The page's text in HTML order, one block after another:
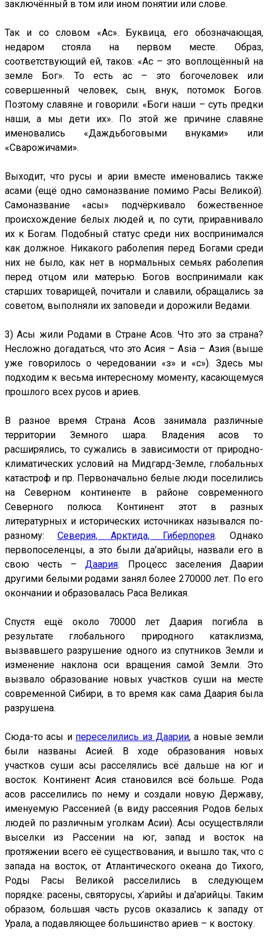
заключённый в том или ином понятии или слове.
Так и со словом «Ас». Буквица, его обозначающая,
недаром стояла на первом месте. Образ,
соответствующий ей, таков: «Ас – это воплощённый на
земле Бог». То есть ас – это богочеловек или
совершенный человек, сын, внук, потомок Богов.
Поэтому славяне и говорили: «Боги наши – суть предки
наши, а мы дети их». По этой же причине славяне
именовались «Даждьбоговыми внуками» или
«Сварожичами».
Выходит, что русы и арии вместе именовались также
асами (ещё одно самоназвание помимо Расы Великой).
Самоназвание «асы» подчёркивало божественное
происхождение белых людей и, по сути, приравнивало
их к Богам. Подобный статус среди них воспринимался
как должное. Никакого раболепия перед Богами среди
них не было, как нет в нормальных семьях раболепия
перед отцом или матерью. Богов воспринимали как
старших товарищей, почитали и славили, обращались за
советом, выполняли их заповеди и дорожили Ведами.
3) Асы жили Родами в Стране Асов. Что это за страна?
Несложно догадаться, что это Асия – Asia – Азия (выше
уже говорилось о чередовании «з» и «с»). Здесь мы
подходим к весьма интересному моменту, касающемуся
прошлого всех русов и ариев.
В разное время Страна Асов занимала различные
территории Земного шара. Владения асов то
расширялись, то сужались в зависимости от природно-
климатических условий на Мидгард-Земле, глобальных
катастроф и пр. Первоначально белые люди поселились
на Северном континенте в районе современного
Северного полюса. Континент этот в разных
литературных и исторических источниках назывался по-
разному: Северия, Арктида, Гиберпорея. Однако
первопоселенцы, а это были да’арийцы, назвали его в
свою честь – Даария. Процесс заселения Даарии
другими белыми родами занял более 270000 лет. По его
окончании и образовалась Раса Великая.
Спустя ещё около 70000 лет Даария погибла в
результате глобального природного катаклизма,
вызвавшего разрушение одного из спутников Земли и
изменение наклона оси вращения самой Земли. Это
вызвало образование новых участков суши на месте
современной Сибири, в то время как сама Даария была
разрушена.
Сюда-то асы и переселились из Даарии, а новые земли
были названы Асией. В ходе образования новых
участков суши асы расселялись всё дальше на юг и
восток. Континент Асия становился всё больше. Рода
асов расселились по нему и создали новую Державу,
именуемую Рассенией (в виду рассеяния Родов белых
людей по различным уголкам Асии). Асы осуществляли
выселки из Рассении на юг, запад и восток на
протяжении всего её существования, и вышло так, что с
запада на восток, от Атлантического океана до Тихого,
Роды Расы Великой расселились в следующем
порядке: расены, святорусы, х’арийы и да’арийцы. Таким
образом, большая часть русов оказались к западу от
Урала, а подавляющее большинство ариев – к востоку.